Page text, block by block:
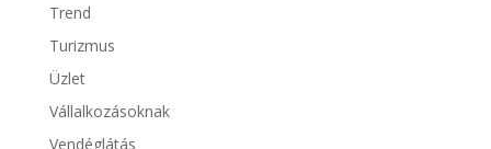
Trend
Turizmus
Üzlet
Vállalkozásoknak
Vendéglátás